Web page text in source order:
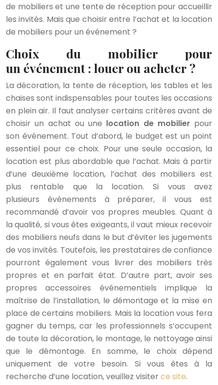
de mobiliers et une tente de réception pour accueillir
les invités. Mais que choisir entre l’achat et la location
de mobiliers pour un événement ?
Choix du mobilier pour
un événement : louer ou acheter ?
La décoration, la tente de réception, les tables et les
chaises sont indispensables pour toutes les occasions
en plein air. Il faut analyser certains critères avant de
choisir un achat ou une location de mobilier pour
son événement. Tout d’abord, le budget est un point
essentiel pour ce choix. Pour une seule occasion, la
location est plus abordable que l’achat. Mais à partir
d’une deuxième location, l’achat des mobiliers est
plus rentable que la location. Si vous avez
plusieurs événements à préparer, il vous est
recommandé d’avoir vos propres meubles. Quant à
la qualité, si vous êtes exigeants, il vaut mieux recevoir
des mobiliers neufs dans le but d’éviter les jugements
de vos invités. Toutefois, les prestataires de confiance
pourront également vous livrer des mobiliers très
propres et en parfait état. D’autre part, avoir ses
propres accessoires événementiels implique la
maîtrise de l’installation, le démontage et la mise en
place de certains mobiliers. Mais la location vous fera
gagner du temps, car les professionnels s’occupent
de toute la décoration, le montage, le nettoyage ainsi
que le démontage. En somme, le choix dépend
uniquement de votre besoin. Si vous êtes à la
recherche d’une location, veuillez visiterce site.